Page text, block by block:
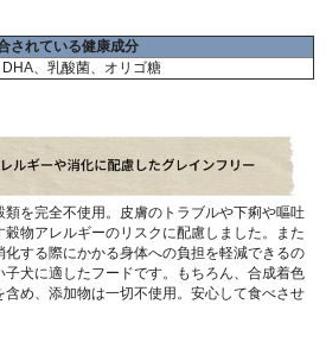
されている健康成分
DHA、乳酸菌、オリゴ糖
を完全不使用。皮膚のトラブルや下痢や嘔吐
物アレルギーのリスクに配慮しました。また
する際にかかる身体への負担を軽減できるの
犬に適したフードです。もちろん、合成着色
め、添加物は一切不使用。安心して食べさせ